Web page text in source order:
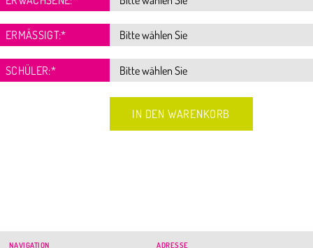
ERMÄSSIGT:*
SCHÜLER:*
NAVIGATION
ADRESSE